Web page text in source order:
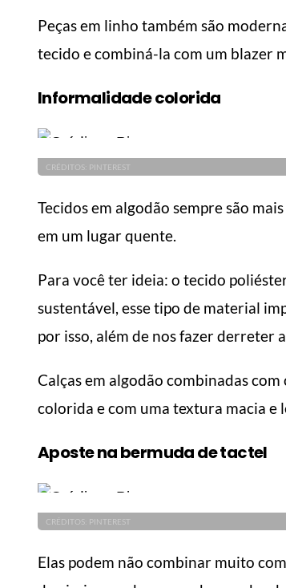
Peças em linho também são
tecido e combiná-la com um blazer
Informalidade colorida
CRÉDITOS: PINTEREST
Tecidos em algodão sempre são
em um lugar quente.
Para você ter ideia: o tecido
sustentável, esse tipo de material
por isso, além de nos fazer derreter
Calças em algodão combinadas
colorida e com uma textura macia e
Aposte na bermuda de tactel
CRÉDITOS: PINTEREST
Elas podem não combinar muito
mais
Manual do Homem Moderno